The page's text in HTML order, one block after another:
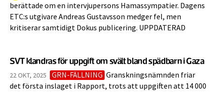
berättade om en intervjupersons Hamassympatier. Dagens
ETC:s utgivare Andreas Gustavsson medger fel, men
kritiserar samtidigt Dokus publicering. UPPDATERAD
SVT klandras för uppgift om svält bland spädbarn i Gaza
22 OKT, 2025 GRN-FÄLLNING Granskningsnämnden friar
det första inslaget i Rapport, trots att uppgiften att 14 000